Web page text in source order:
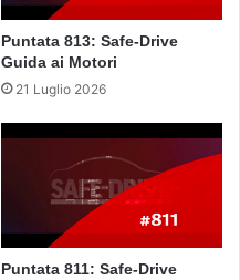
Puntata 813: Safe-Drive
Guida ai Motori
21 Luglio 2026
Puntata 811: Safe-Drive